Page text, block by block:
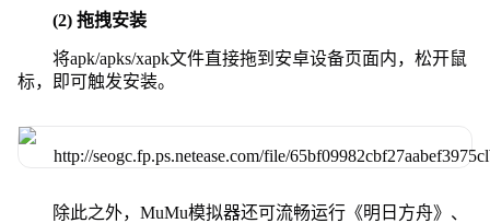
(2) 拖拽安装
将apk/apks/xapk文件直接拖到安卓设备页面内，松开鼠
标，即可触发安装。
除此之外，MuMu模拟器还可流畅运行《明日方舟》、